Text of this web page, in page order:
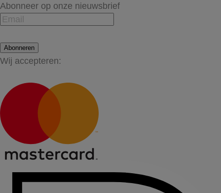
Abonneer op onze nieuwsbrief
Abonneren
Wij accepteren: